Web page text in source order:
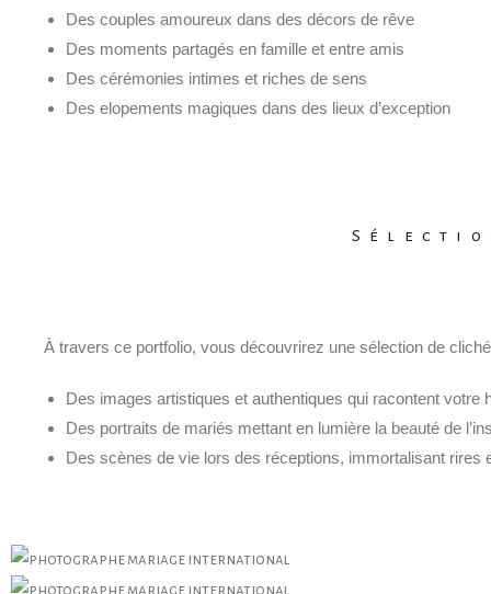
Des couples amoureux dans des décors de rêve
Des moments partagés en famille et entre amis
Des cérémonies intimes et riches de sens
Des elopements magiques dans des lieux d’exception
À travers ce portfolio, vous découvrirez une sélection de
Des images artistiques et authentiques qui racontent votre
Des portraits de mariés mettant en lumière la beauté de
Des scènes de vie lors des réceptions, immortalisant rires